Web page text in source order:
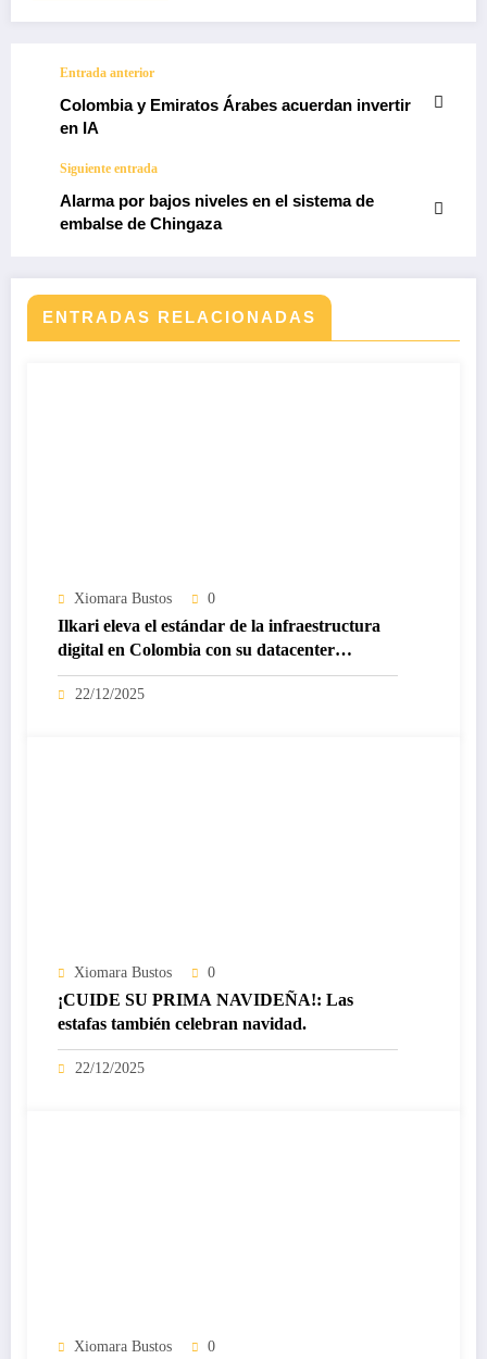
Entrada anterior
Colombia y Emiratos Árabes acuerdan invertir
en IA
Siguiente entrada
Alarma por bajos niveles en el sistema de
embalse de Chingaza
ENTRADAS RELACIONADAS
Xiomara Bustos 0
Ilkari eleva el estándar de la infraestructura
digital en Colombia con su datacenter
certificado Nivel IV de ICREA
22/12/2025
Xiomara Bustos 0
¡CUIDE SU PRIMA NAVIDEÑA!: Las
estafas también celebran navidad.
22/12/2025
Xiomara Bustos 0